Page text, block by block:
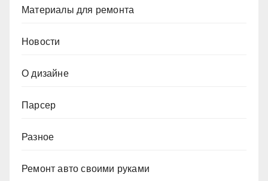
Материалы для ремонта
Новости
О дизайне
Парсер
Разное
Ремонт авто своими руками